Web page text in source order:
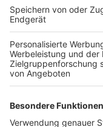
auch
Impfpass
Impfung.
Wer falsche Impf-
ausstellt, muss
Freiheitsstrafe
Bescheinigungen